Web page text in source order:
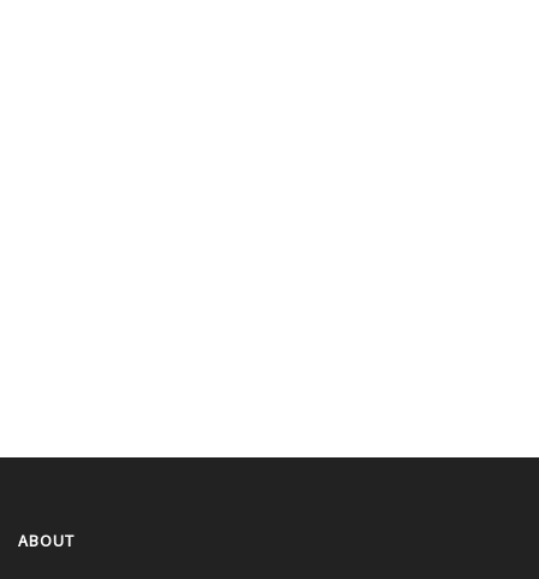
ABOUT